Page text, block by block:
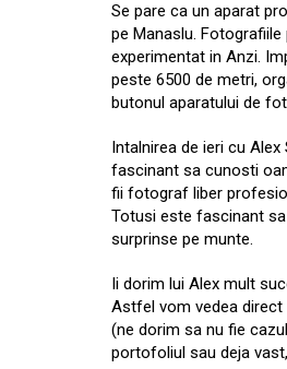
Se pare ca un aparat
pe Manaslu.
experimentat in Anzi.
peste 6500 de metri,
butonul aparatului de
Intalnirea de ieri cu
fascinant sa cunosti
fii fotograf liber
Totusi este fascinant
surprinse pe munte.
Ii dorim lui Alex mult
Astfel vom vedea
(ne dorim sa nu fie
portofoliul sau deja